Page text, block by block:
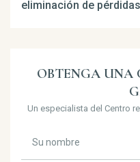
eliminación de
OBTENGA UNA
Un especialista del Centro